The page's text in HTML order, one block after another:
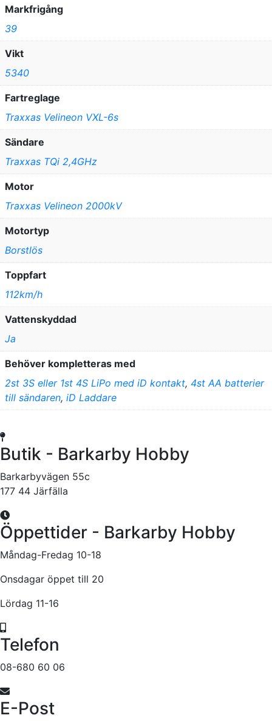
Markfrigång
39
Vikt
5340
Fartreglage
Traxxas Velineon VXL-6s
Sändare
Traxxas TQi 2,4GHz
Motor
Traxxas Velineon 2000kV
Motortyp
Borstlös
Toppfart
112km/h
Vattenskyddad
Ja
Behöver kompletteras med
2st 3S eller 1st 4S LiPo med iD kontakt, 4st AA batterier
till sändaren, iD Laddare
Butik - Barkarby Hobby
Barkarbyvägen 55c
177 44 Järfälla
Öppettider - Barkarby Hobby
Måndag-Fredag 10-18
Onsdagar öppet till 20
Lördag 11-16
Telefon
08-680 60 06
E-Post